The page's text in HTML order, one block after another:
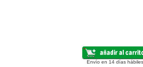
Envío en 14 días